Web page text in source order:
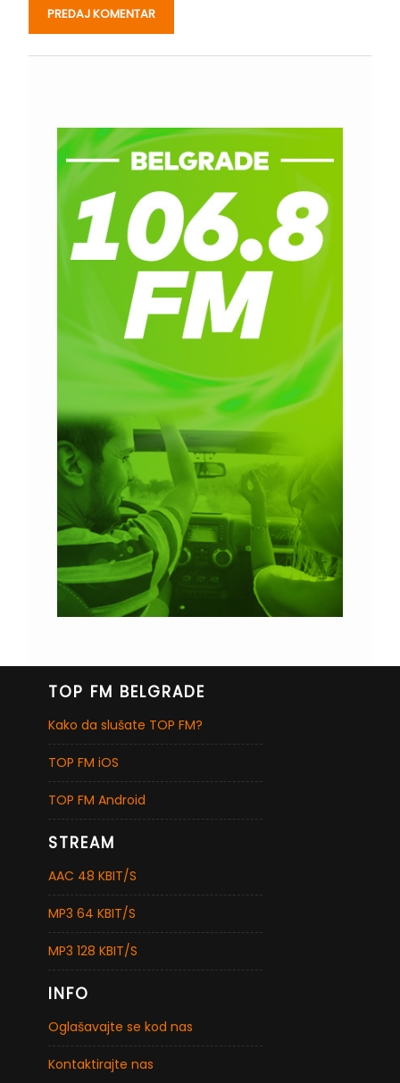
TOP FM BELGRADE
Kako da slušate TOP FM?
TOP FM iOS
TOP FM Android
STREAM
AAC 48 KBIT/S
MP3 64 KBIT/S
MP3 128 KBIT/S
INFO
Oglašavajte se kod nas
Kontaktirajte nas